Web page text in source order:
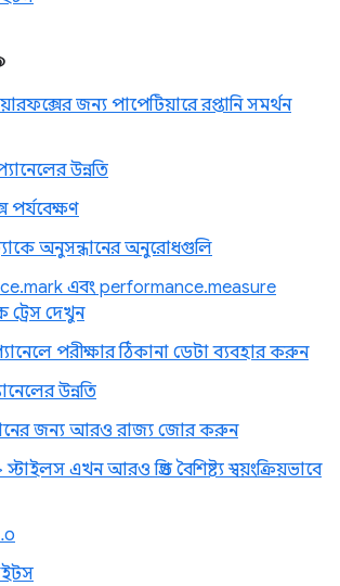
জন্য পাপেটিয়ারে রপ্তানি সমর্থন
উন্নতি
পর্যবেক্ষণ
অনুসন্ধানের অনুরোধগুলি
এবং performance.measure
ট্রেস দেখুন
পরীক্ষার ঠিকানা ডেটা ব্যবহার করুন
উন্নতি
জন্য আরও রাজ্য জোর করুন
এখন আরও গ্রিড বৈশিষ্ট্য স্বয়ংক্রিয়ভাবে